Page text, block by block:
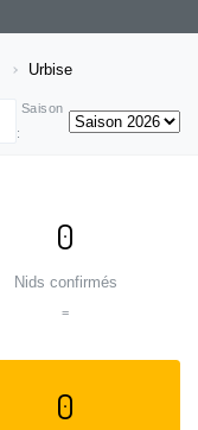
Urbise
Saison
:
0
Nids confirmés
=
0